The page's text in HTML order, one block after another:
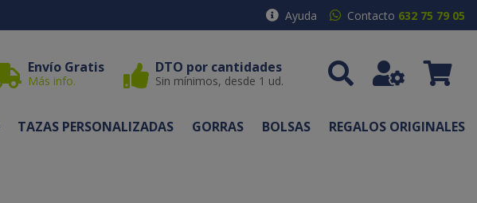
Ayuda Contacto 632 75 79 05
Envío Gratis
Más info.
DTO por cantidades
Sin mínimos, desde 1 ud.
TAZAS PERSONALIZADAS GORRAS BOLSAS REGALOS ORIGINALES